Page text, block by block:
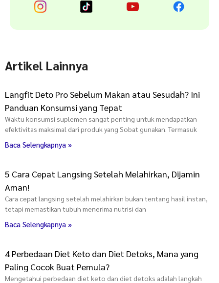
Artikel Lainnya
Langfit Deto Pro Sebelum Makan atau Sesudah? Ini
Panduan Konsumsi yang Tepat
Waktu konsumsi suplemen sangat penting untuk mendapatkan
efektivitas maksimal dari produk yang Sobat gunakan. Termasuk
Baca Selengkapnya »
5 Cara Cepat Langsing Setelah Melahirkan, Dijamin
Aman!
Cara cepat langsing setelah melahirkan bukan tentang hasil instan,
tetapi memastikan tubuh menerima nutrisi dan
Baca Selengkapnya »
4 Perbedaan Diet Keto dan Diet Detoks, Mana yang
Paling Cocok Buat Pemula?
Mengetahui perbedaan diet keto dan diet detoks adalah langkah